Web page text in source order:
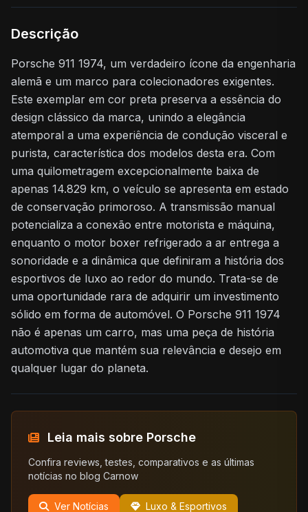
Descrição
Porsche 911 1974, um verdadeiro ícone da engenharia
alemã e um marco para colecionadores exigentes.
Este exemplar em cor preta preserva a essência do
design clássico da marca, unindo a elegância
atemporal a uma experiência de condução visceral e
purista, característica dos modelos desta era. Com
uma quilometragem excepcionalmente baixa de
apenas 14.829 km, o veículo se apresenta em estado
de conservação primoroso. A transmissão manual
potencializa a conexão entre motorista e máquina,
enquanto o motor boxer refrigerado a ar entrega a
sonoridade e a dinâmica que definiram a história dos
esportivos de luxo ao redor do mundo. Trata-se de
uma oportunidade rara de adquirir um investimento
sólido em forma de automóvel. O Porsche 911 1974
não é apenas um carro, mas uma peça de história
automotiva que mantém sua relevância e desejo em
qualquer lugar do planeta.
Leia mais sobre Porsche
Confira reviews, testes, comparativos e as últimas
notícias no blog Carnow
Ver Notícias Luxo & Esportivos